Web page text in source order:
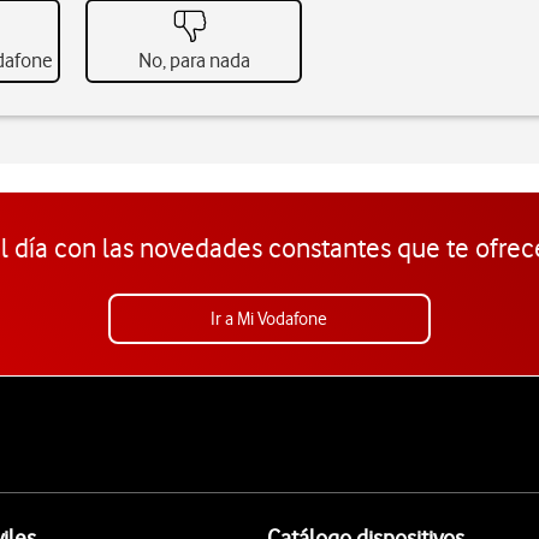
No, para nada
día con las novedades constantes que te
Ir a Mi Vodafone